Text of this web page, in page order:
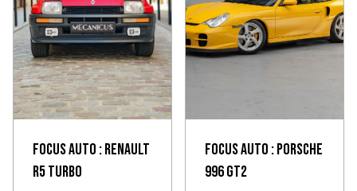
Focus Auto : Renault
R5 Turbo
Focus Auto : Porsche
996 GT2